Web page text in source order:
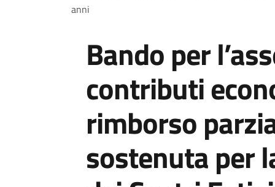
anni
Bando per
contributi
rimborso
sostenuta per